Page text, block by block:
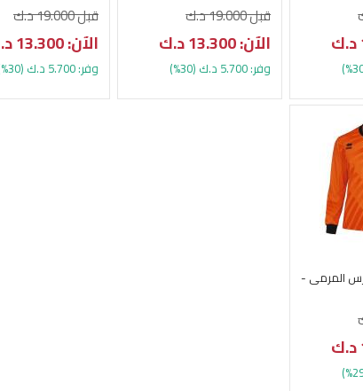
قبل 19.000 د.ك
الآن: 13.300 د.ك
وفر: 5.700 د.ك (30%)
قبل 19.000 د.ك
الآن: 13.300 د.ك
وفر: 5.700 د.ك (30%)
المرمى -